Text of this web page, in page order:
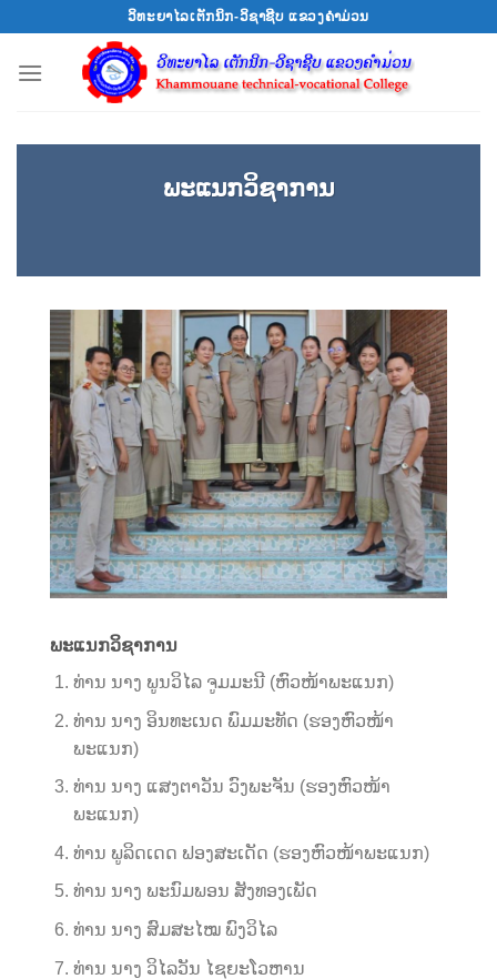
content
ວິທະຍາໄລເຕັກນິກ-ວິຊາຊີບ ແຂວງຄຳມ່ວນ
ພະແນກວິຊາການ
ພະແນກວິຊາການ
ທ່ານ ນາງ ພູນວິໄລ ຈູມມະນີ (ຫົວໜ້າພະແນກ)
ທ່ານ ນາງ ອິນທະເນດ ພົມມະທັດ (ຮອງຫົວໜ້າ
ພະແນກ)
ທ່ານ ນາງ ແສງຕາວັນ ວົງພະຈັນ (ຮອງຫົວໜ້າ
ພະແນກ)
ທ່ານ ພູລິດເດດ ຟອງສະເດັດ (ຮອງຫົວໜ້າພະແນກ)
ທ່ານ ນາງ ພະນົມພອນ ສັງທອງເພັດ
ທ່ານ ນາງ ສົມສະໄໝ ພົງວິໄລ
ທ່ານ ນາງ ວິໄລວັນ ໄຊຍະໂວຫານ